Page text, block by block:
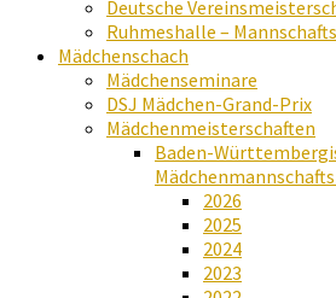
Deutsche
Ruhmeshalle –
Mädchenschach
Mädchenseminare
DSJ Mädchen-Grand-Prix
Mädchenmeisterschaften
Baden-
2026
2025
2024
2023